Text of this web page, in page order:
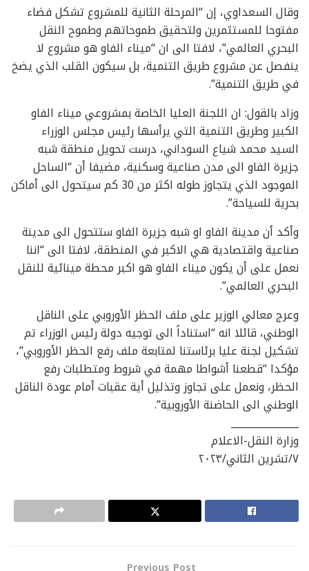
وقال السعداوي، إن “المرحلة الثانية للمشروع تشكل فضاء
مفتوحا للمستثمرين ولتحقيق طموحاتهم وطموح النقل
البحري العالمي”، لافتا الى ان “ميناء الفاو هو مشروع لا
ينفصل عن مشروع طريق التنمية، بل سيكون القلب الذي يضخ
في طريق التنمية”.
وزاد بالقول: ان اللجنة العليا الخاصة بمشروعي ميناء الفاو
الكبير وطريق التنمية التي يرأسها رئيس مجلس الوزراء
السيد محمد شياع السوداني، درست تحويل منطقة شبه
جزيرة الفاو الى مدن صناعية وسكنية، مضيفا أن “الساحل
الموجود الذي يتجاوز طوله اكثر من 30 كم سيتحول الى أماكن
بحرية للسياحة”.
وأكد أن مدينة الفاو او شبه جزيرة الفاو ستتحول الى مدينة
صناعية واقتصادية هي الاكبر في المنطقة، لافتا الى “اننا
نعمل على أن يكون ميناء الفاو هو اكبر محطة مينائية للنقل
البحري العالمي”.
وعرج معالي الوزير على ملف الحظر الأوروبي على الناقل
الوطني، قائلا انه “استناداً الى توجيه دولة رئيس الوزراء تم
تشكيل لجنة عليا برئاستنا لمتابعة ملف رفع الحظر الأوروبي”،
مؤكدا “قطعنا أشواطا مهمة في شروط ومتطلبات رفع
الحظر، ونعمل على تجاوز وتذليل أية عقبات أمام عودة الناقل
الوطني الى الحاضنة الأوروبية”.
______________
وزارة النقل-الاعلام
٧/تشرين الثاني/٢٠٢٣